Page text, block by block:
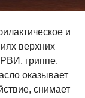
и
верхних
гриппе,
оказывает
снимает